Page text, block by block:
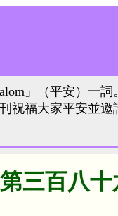
」（平安）一
祝福大家平安並
第三百八十